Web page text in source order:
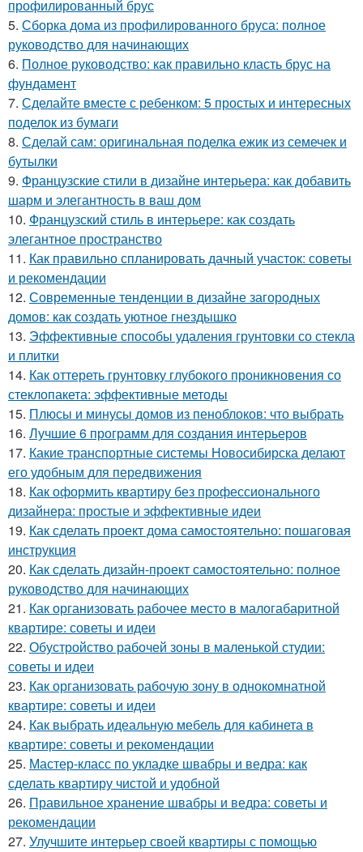
профилированный брус
5. Сборка дома из профилированного бруса: полное
руководство для начинающих
6. Полное руководство: как правильно класть брус на
фундамент
7. Сделайте вместе с ребенком: 5 простых и интересных
поделок из бумаги
8. Сделай сам: оригинальная поделка ежик из семечек и
бутылки
9. Французские стили в дизайне интерьера: как добавить
шарм и элегантность в ваш дом
10. Французский стиль в интерьере: как создать
элегантное пространство
11. Как правильно спланировать дачный участок: советы
и рекомендации
12. Современные тенденции в дизайне загородных
домов: как создать уютное гнездышко
13. Эффективные способы удаления грунтовки со стекла
и плитки
14. Как оттереть грунтовку глубокого проникновения со
стеклопакета: эффективные методы
15. Плюсы и минусы домов из пеноблоков: что выбрать
16. Лучшие 6 программ для создания интерьеров
17. Какие транспортные системы Новосибирска делают
его удобным для передвижения
18. Как оформить квартиру без профессионального
дизайнера: простые и эффективные идеи
19. Как сделать проект дома самостоятельно: пошаговая
инструкция
20. Как сделать дизайн-проект самостоятельно: полное
руководство для начинающих
21. Как организовать рабочее место в малогабаритной
квартире: советы и идеи
22. Обустройство рабочей зоны в маленькой студии:
советы и идеи
23. Как организовать рабочую зону в однокомнатной
квартире: советы и идеи
24. Как выбрать идеальную мебель для кабинета в
квартире: советы и рекомендации
25. Мастер-класс по укладке швабры и ведра: как
сделать квартиру чистой и удобной
26. Правильное хранение швабры и ведра: советы и
рекомендации
27. Улучшите интерьер своей квартиры с помощью